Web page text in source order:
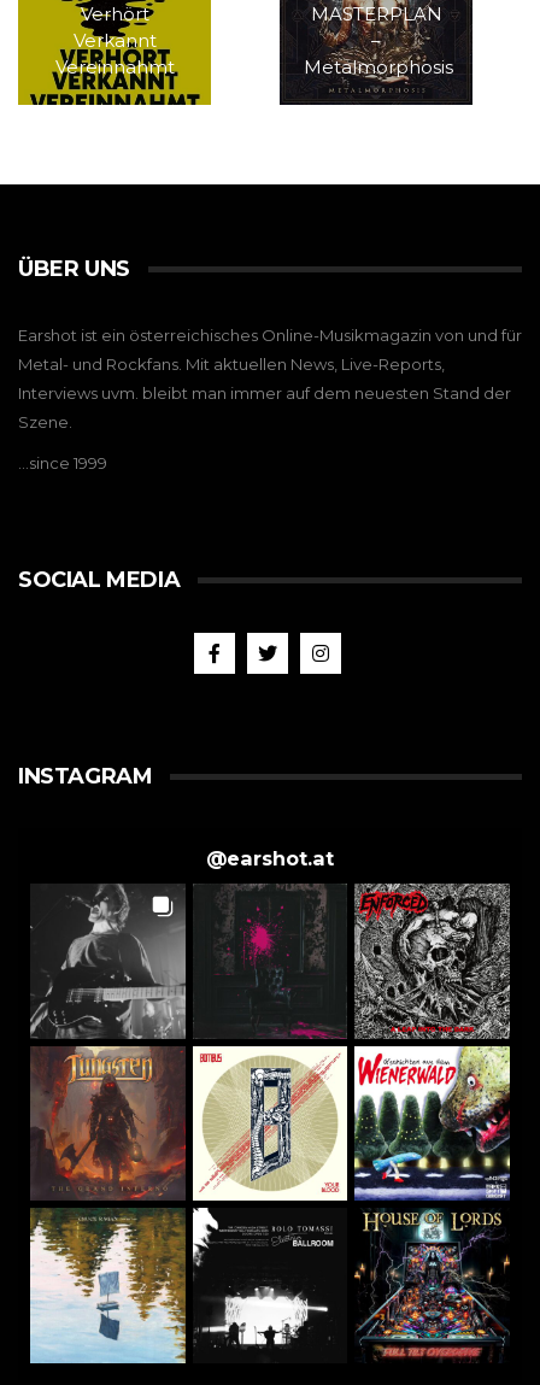
Verhört
Verkannt
Vereinnahmt
MASTERPLAN
–
Metalmorphosis
ÜBER UNS
Earshot ist ein österreichisches Online-Musikmagazin von und für
Metal- und Rockfans. Mit aktuellen News, Live-Reports,
Interviews uvm. bleibt man immer auf dem neuesten Stand der
Szene.
…since 1999
SOCIAL MEDIA
INSTAGRAM
@earshot.at